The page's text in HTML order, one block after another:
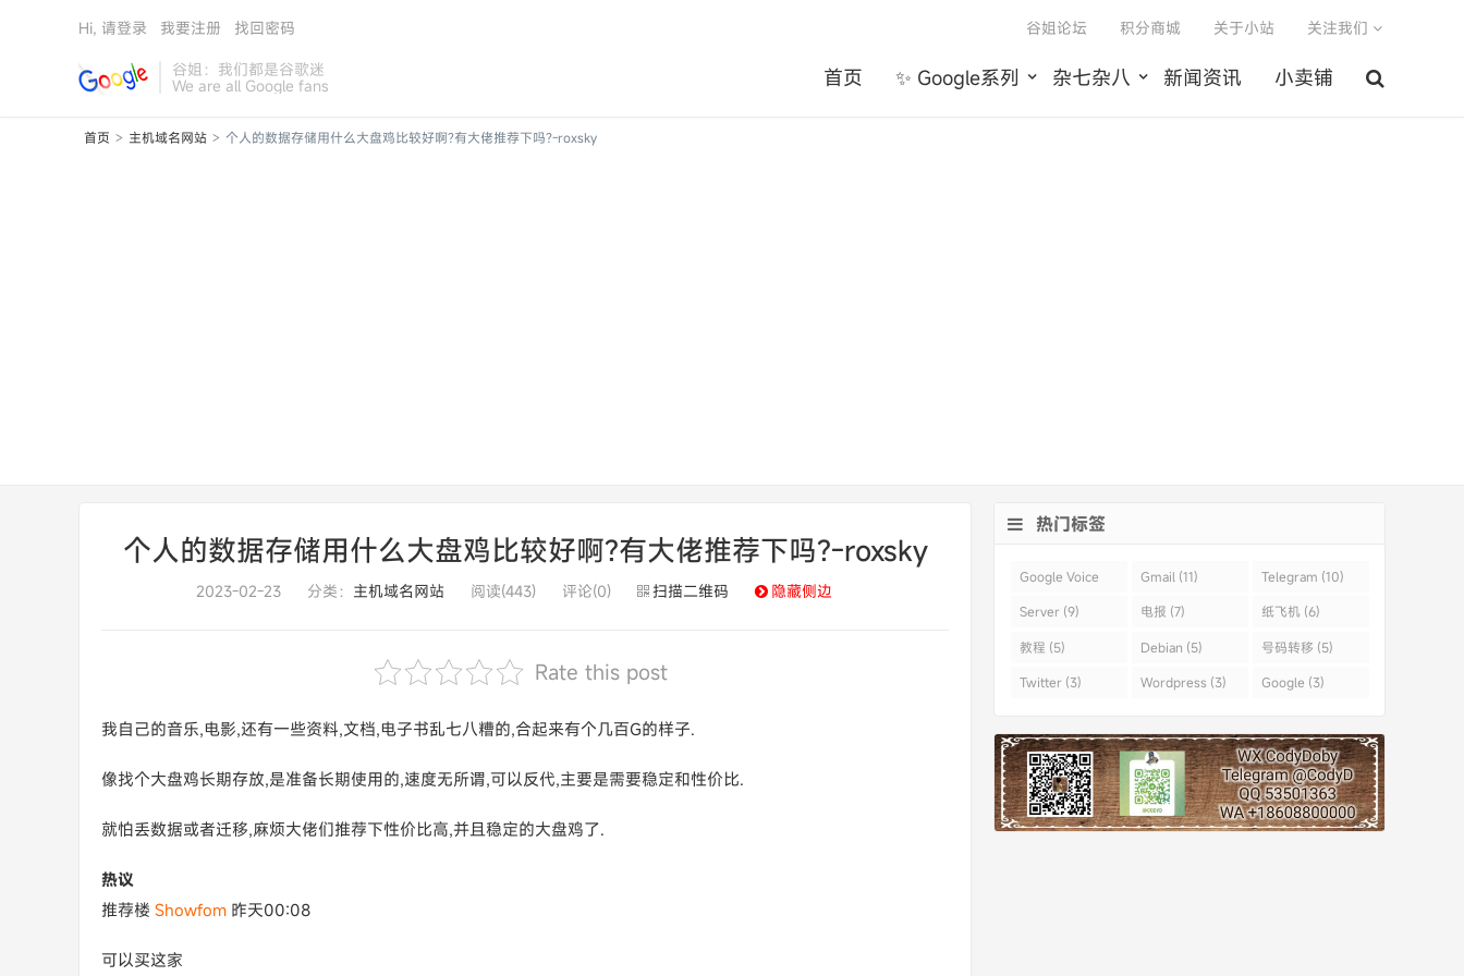
谷姐：我们都是谷歌迷
We are all Google fans 首页 ✨ Google系列 杂七杂八 新闻资讯 小卖铺
谷姐论坛 积分商城 关于小站 关注我们
Hi, 请登录 我要注册 找回密码
首页 > 主机域名网站 > 个人的数据存储用什么大盘鸡比较好啊?有大佬推荐下吗?-roxsky
个人的数据存储用什么大盘鸡比较好啊?有大佬推荐下吗?-roxsky
2023-02-23 分类： 主机域名网站 阅读(443) 评论(0) 扫描二维码 隐藏侧边
Rate this post
我自己的音乐,电影,还有一些资料,文档,电子书乱七八糟的,合起来有个几百G的样子.
像找个大盘鸡长期存放,是准备长期使用的,速度无所谓,可以反代,主要是需要稳定和性价比.
就怕丢数据或者迁移,麻烦大佬们推荐下性价比高,并且稳定的大盘鸡了.
热议
推荐楼 Showfom 昨天00:08
可以买这家
热门标签
Google Voice
(43)
Gmail (11) Telegram (10)
Server (9) 电报 (7) 纸飞机 (6)
教程 (5) Debian (5) 号码转移 (5)
Twitter (3) Wordpress (3) Google (3)